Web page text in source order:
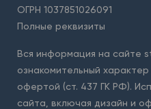
ОГРН 1037851026091
Полные реквизиты
Вся информация на сайте
ознакомительный
офертой (ст. 437 ГК РФ).
сайта, включая дизайн и